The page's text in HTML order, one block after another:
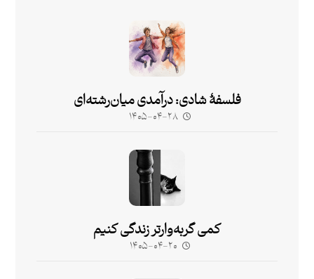
فلسفۀ شادی: درآمدی میان‌رشته‌ای
۱۴۰۵-۰۴-۲۸
کمی گربه‌وارتر زندگی کنیم
۱۴۰۵-۰۴-۲۰